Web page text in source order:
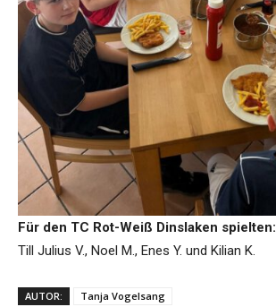
Für den TC Rot-Weiß Dinslaken spielten:
Till Julius V., Noel M., Enes Y. und Kilian K.
AUTOR: Tanja Vogelsang